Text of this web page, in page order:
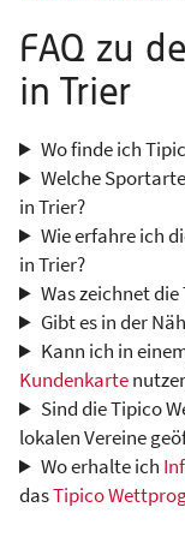
FAQ zu
in Trier
Wo finde ich
Welche
in Trier?
Wie erfahre ich
in Trier?
Was zeichnet
Gibt es in der
Kann ich in
Kundenkarte
Sind die Tipico
lokalen Vereine
Wo erhalte ich
dasTipico